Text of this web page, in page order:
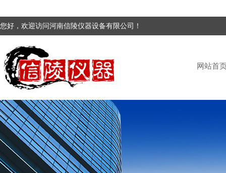
您好，欢迎访问河南信陵仪器设备有限公司！
网站首